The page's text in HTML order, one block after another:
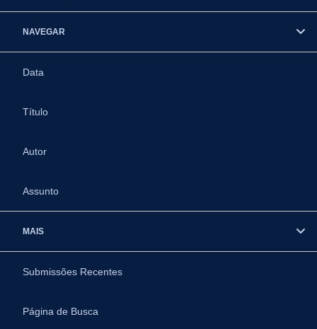
NAVEGAR
Data
Título
Autor
Assunto
MAIS
Submissões Recentes
Página de Busca